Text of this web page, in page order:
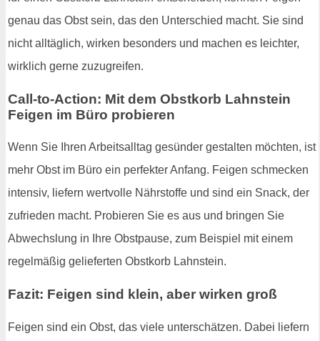
genau das Obst sein, das den Unterschied macht. Sie sind
nicht alltäglich, wirken besonders und machen es leichter,
wirklich gerne zuzugreifen.
Call-to-Action: Mit dem Obstkorb Lahnstein
Feigen im Büro probieren
Wenn Sie Ihren Arbeitsalltag gesünder gestalten möchten, ist
mehr Obst im Büro ein perfekter Anfang. Feigen schmecken
intensiv, liefern wertvolle Nährstoffe und sind ein Snack, der
zufrieden macht. Probieren Sie es aus und bringen Sie
Abwechslung in Ihre Obstpause, zum Beispiel mit einem
regelmäßig gelieferten Obstkorb Lahnstein.
Fazit: Feigen sind klein, aber wirken groß
Feigen sind ein Obst, das viele unterschätzen. Dabei liefern